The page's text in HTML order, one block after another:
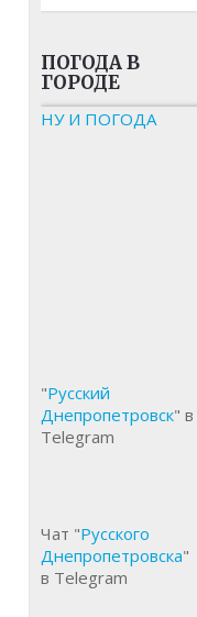
ПОГОДА В
ГОРОДЕ
НУ И ПОГОДА
"Русский
Днепропетровск" в
Telegram
Чат "Русского
Днепропетровска"
в Telegram